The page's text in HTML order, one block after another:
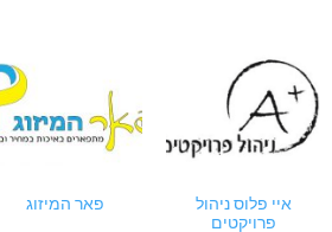
פאר המיזוג אליקור